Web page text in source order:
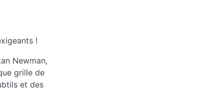
!
Newman,
grille de
et des